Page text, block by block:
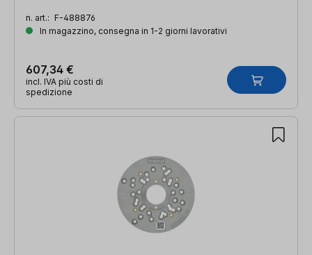
n. art.: F-488876
In magazzino, consegna in 1-2 giorni lavorativi
607,34 €
incl. IVA più costi di
spedizione